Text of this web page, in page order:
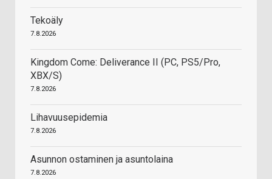
Tekoäly
7.8.2026
Kingdom Come: Deliverance II (PC, PS5/Pro,
XBX/S)
7.8.2026
Lihavuusepidemia
7.8.2026
Asunnon ostaminen ja asuntolaina
7.8.2026